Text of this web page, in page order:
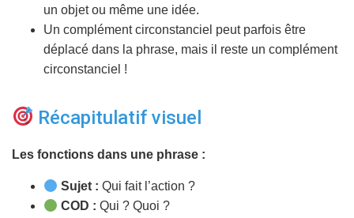
un objet ou même une idée.
Un complément circonstanciel peut parfois être
déplacé dans la phrase, mais il reste un complément
circonstanciel !
Récapitulatif visuel
Les fonctions dans une phrase :
Sujet : Qui fait l’action ?
COD : Qui ? Quoi ?